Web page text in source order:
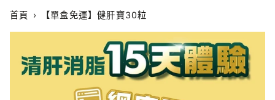
首頁 › 【單盒免運】健肝寶30粒